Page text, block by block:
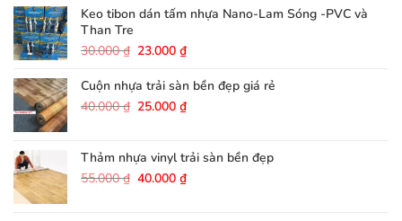
200.000 ₫.là:
180.000 ₫.
Keo tibon dán tấm nhựa Nano-Lam Sóng -PVC và
Than Tre
30.000₫ Giá
là:
30.000 ₫.
23.000₫Giá
tại
là:
23.000 ₫.
Cuộn nhựa trải sàn bền đẹp giá rẻ
40.000₫ Giá
40.000 ₫.
25.000₫Giá
là:
25.000 ₫.
Thảm nhựa vinyl trải sàn bền đẹp
55.000₫ Giá
40.000₫Giá